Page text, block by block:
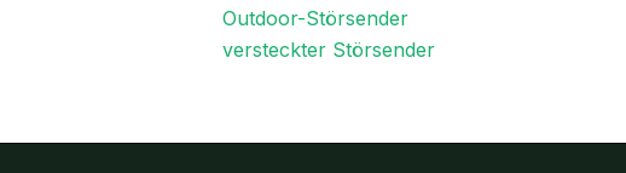
Outdoor-Störsender
versteckter Störsender